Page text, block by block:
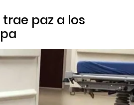
paz a los